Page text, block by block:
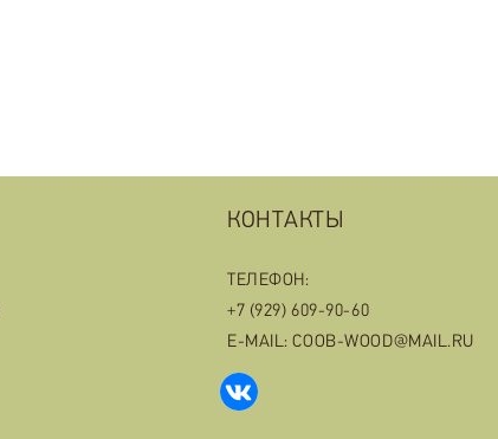
КОНТАКТЫ
ТЕЛЕФОН:
+7 (929) 609-90-60
E-MAIL: COOB-WOOD@MAIL.RU